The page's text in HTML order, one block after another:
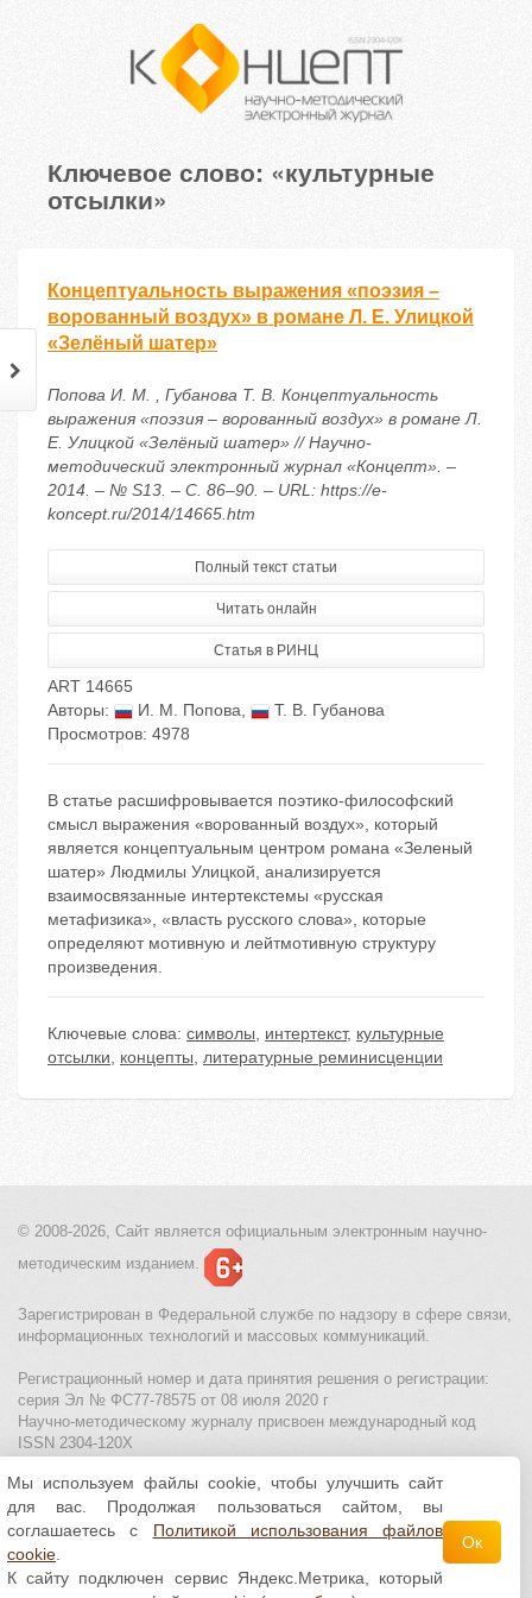
Ключевое слово: «культурные
отсылки»
Концептуальность выражения «поэзия –
ворованный воздух» в романе Л. Е. Улицкой
«Зелёный шатер»
Попова И. М. , Губанова Т. В. Концептуальность
выражения «поэзия – ворованный воздух» в романе Л.
Е. Улицкой «Зелёный шатер» // Научно-
методический электронный журнал «Концепт». –
2014. – № S13. – С. 86–90. – URL: https://e-
koncept.ru/2014/14665.htm
Полный текст статьи
Читать онлайн
Статья в РИНЦ
ART 14665
Авторы:
И. М. Попова,
Т. В. Губанова
Просмотров: 4978
В статье расшифровывается поэтико-философский
смысл выражения «ворованный воздух», который
является концептуальным центром романа «Зеленый
шатер» Людмилы Улицкой, анализируется
взаимосвязанные интертекстемы «русская
метафизика», «власть русского слова», которые
определяют мотивную и лейтмотивную структуру
произведения.
Ключевые слова: символы, интертекст, культурные
отсылки, концепты, литературные реминисценции
© 2008-2026, Сайт является официальным электронным научно-
методическим изданием.
Зарегистрирован в Федеральной службе по надзору в сфере связи,
информационных технологий и массовых коммуникаций.
Регистрационный номер и дата принятия решения о регистрации:
серия Эл № ФС77-78575 от 08 июля 2020 г
Научно-методическому журналу присвоен международный код
ISSN 2304-120X
МЦИТО|Школьные олимпиады и онлайн конкурсы для детей
Политика использования файлов cookie| Политика обработки и
защиты персональных данных
Все материалы доступны полицензии Creative
Commons С указанием авторства 4.0 Всемирная
Мы используем файлы cookie, чтобы улучшить сайт
для вас. Продолжая пользоваться сайтом, вы
соглашаетесь с Политикой использования файлов
cookie
К сайту подключен сервис Яндекс.Метрика, который
Ок